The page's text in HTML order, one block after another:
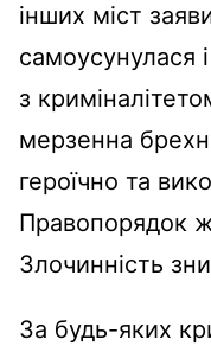
інших міст
самоусунулася
з
мерзенна
героїчно та
Правопорядок
Злочинність
За будь-яких